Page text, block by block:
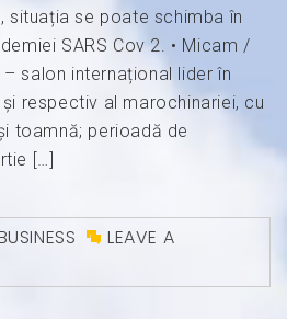
situația se poate schimba în
SARS Cov 2. • Micam /
salon internațional lider în
respectiv al marochinariei, cu
toamnă; perioadă de
[…]
LEAVE A